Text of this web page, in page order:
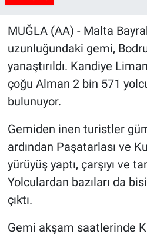
MUĞLA (AA) - Malta
uzunluğundaki gemi,
yanaştırıldı. Kandiye
çoğu Alman 2 bin 571
bulunuyor.
Gemiden inen turistler
ardından Paşatarlası ve
yürüyüş yaptı, çarşıyı ve
Yolculardan bazıları da
çıktı.
Gemi akşam saatlerinde